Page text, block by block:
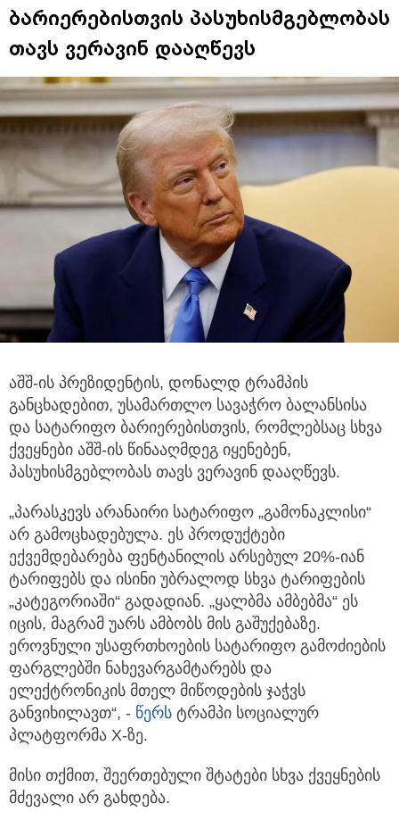
ბარიერებისთვის პასუხისმგებლობას
თავს ვერავინ დააღწევს
აშშ-ის პრეზიდენტის, დონალდ ტრამპის
განცხადებით, უსამართლო სავაჭრო ბალანსისა
და სატარიფო ბარიერებისთვის, რომლებსაც სხვა
ქვეყნები აშშ-ის წინააღმდეგ იყენებენ,
პასუხისმგებლობას თავს ვერავინ დააღწევს.
„პარასკევს არანაირი სატარიფო „გამონაკლისი“
არ გამოცხადებულა. ეს პროდუქტები
ექვემდებარება ფენტანილის არსებულ 20%-იან
ტარიფებს და ისინი უბრალოდ სხვა ტარიფების
„კატეგორიაში“ გადადიან. „ყალბმა ამბებმა“ ეს
იცის, მაგრამ უარს ამბობს მის გაშუქებაზე.
ეროვნული უსაფრთხოების სატარიფო გამოძიების
ფარგლებში ნახევარგამტარებს და
ელექტრონიკის მთელ მიწოდების ჯაჭვს
განვიხილავთ“, - წერს ტრამპი სოციალურ
პლატფორმა X-ზე.
მისი თქმით, შეერთებული შტატები სხვა ქვეყნების
მძევალი არ გახდება.